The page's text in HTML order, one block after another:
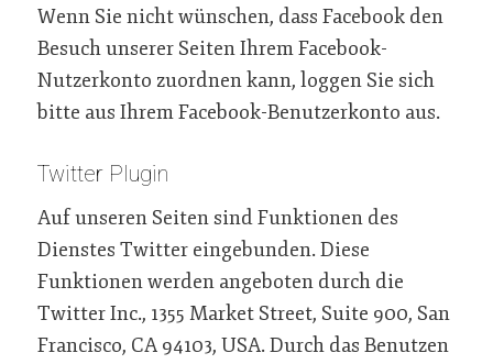
Wenn Sie nicht wünschen, dass Facebook den
Besuch unserer Seiten Ihrem Facebook-
Nutzerkonto zuordnen kann, loggen Sie sich
bitte aus Ihrem Facebook-Benutzerkonto aus.
Twitter Plugin
Auf unseren Seiten sind Funktionen des
Dienstes Twitter eingebunden. Diese
Funktionen werden angeboten durch die
Twitter Inc., 1355 Market Street, Suite 900, San
Francisco, CA 94103, USA. Durch das Benutzen